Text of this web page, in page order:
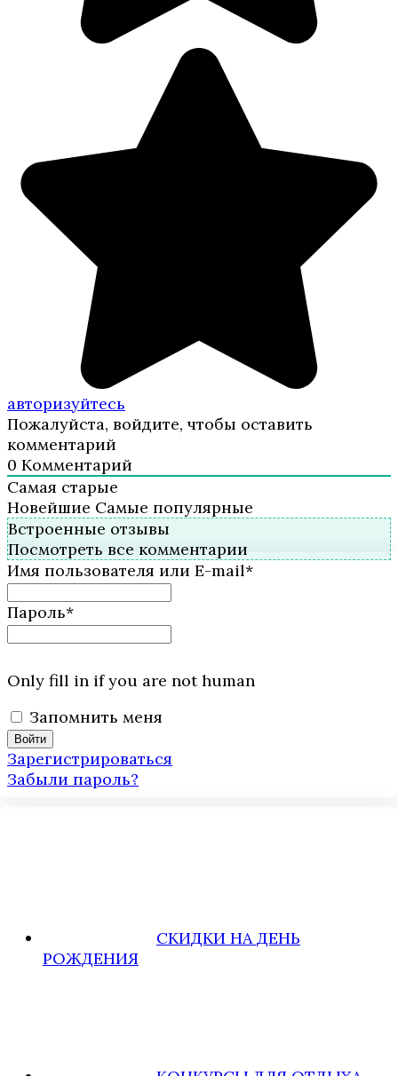
авторизуйтесь
Пожалуйста, войдите, чтобы оставить
комментарий
0 Комментарий
Самая старые
Новейшие Самые популярные
Встроенные отзывы
Посмотреть все комментарии
Имя пользователя или E-mail*
Пароль*
Only fill in if you are not human
Запомнить меня
Зарегистрироваться
Забыли пароль?
СКИДКИ НА ДЕНЬ
РОЖДЕНИЯ